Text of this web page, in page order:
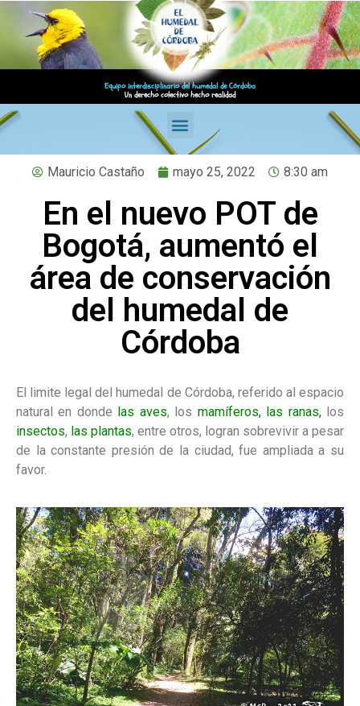
Equipo interdisciplinario del humedal de Córdoba
Un derecho colectivo hecho realidad
Mauricio Castaño mayo 25, 2022 8:30 am
En el nuevo POT de
Bogotá, aumentó el
área de conservación
del humedal de
Córdoba
El limite legal del humedal de Córdoba, referido al espacio
natural en donde las aves, los mamíferos, las ranas,los
insectos, las plantas, entre otros, logran sobrevivir a pesar
de la constante presión de la ciudad, fue ampliada a su
favor.